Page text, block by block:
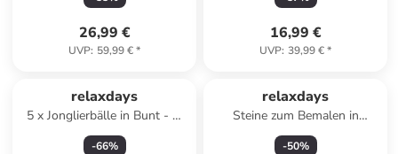
26,99 €
UVP: 59,99 €*
16,99 €
UVP: 39,99 €*
relaxdays
5 x Jonglierbälle in Bunt - Ø
6,5 cm
-66%
relaxdays
Steine zum Bemalen in
Hellgrau
-50%